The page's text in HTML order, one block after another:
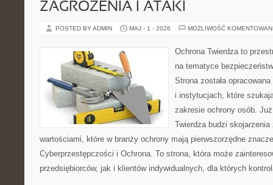
ZAGROŻENIA I ATAKI
POSTED BY ADMIN MAJ - 1 - 2026 MOŻLIWOŚĆ
Ochrona Twierdza to
na tematyce
Strona została
i instytucjach, które
zakresie ochrony osób.
Twierdza budzi
wartościami, które w branży ochrony mają pierwszorzędne
Cyberprzestępczości i Ochrona. To strona, która może
przedsiębiorców, jak i klientów indywidualnych, dla których